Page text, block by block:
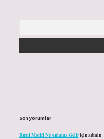
Son yorumlar
Rumi Motifi Ne Anlama Geliriçinadmin